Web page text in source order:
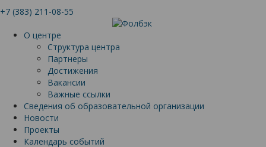
+7 (383) 211-08-55
О центре
Структура центра
Партнеры
Достижения
Вакансии
Важные ссылки
Сведения об образовательной организации
Новости
Проекты
Календарь событий